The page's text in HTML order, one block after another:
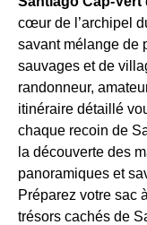
cœur de l’archipel
savant mélange de
sauvages et de
randonneur,
itinéraire détaillé
chaque recoin de
la découverte des
panoramiques et
Préparez votre sac
trésors cachés de